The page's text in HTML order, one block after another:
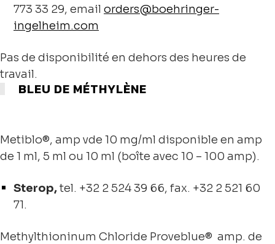
773 33 29, email orders@boehringer-
ingelheim.com
Pas de disponibilité en dehors des heures de
travail.
BLEU DE MÉTHYLÈNE
Metiblo®, amp vde 10 mg/ml disponible en amp
de 1 ml, 5 ml ou 10 ml (boîte avec 10 – 100 amp).
Sterop,tel. +32 2 524 39 66, fax. +32 2 521 60
71.
Methylthioninum Chloride Proveblue® amp. de